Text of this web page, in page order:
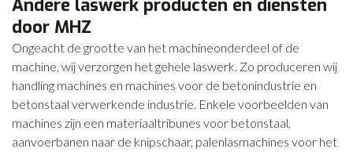
Andere laswerk producten en diensten
door MHZ
Ongeacht de grootte van het machineonderdeel of de
machine, wij verzorgen het gehele laswerk. Zo produceren wij
handling machines en machines voor de betonindustrie en
betonstaal verwerkende industrie. Enkele voorbeelden van
machines zijn een materiaaltribunes voor betonstaal,
aanvoerbanen naar de knipschaar, palenlasmachines voor het